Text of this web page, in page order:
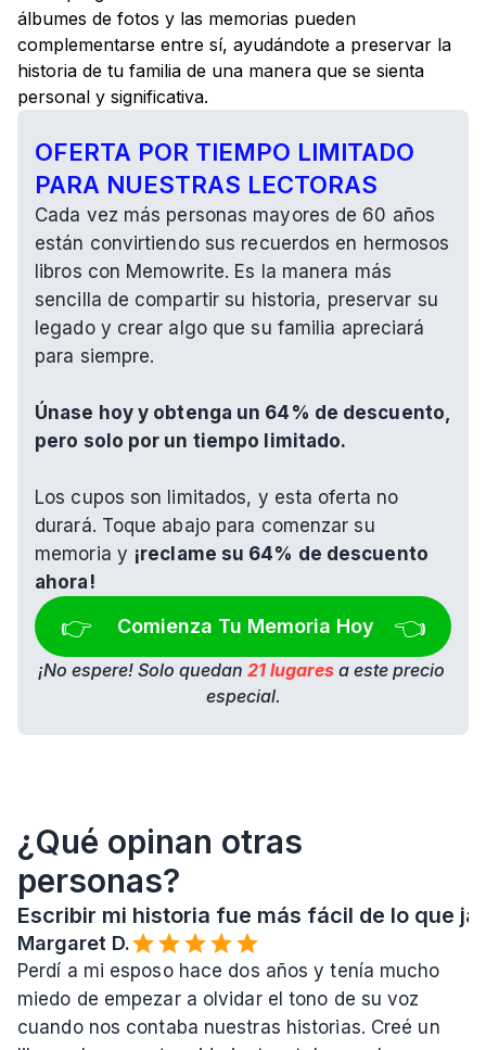
álbumes de fotos y las memorias pueden
complementarse entre sí, ayudándote a preservar la
historia de tu familia de una manera que se sienta
personal y significativa.
OFERTA POR TIEMPO LIMITADO
PARA NUESTRAS LECTORAS
Cada vez más personas mayores de 60 años
están convirtiendo sus recuerdos en hermosos
libros con Memowrite. Es la manera más
sencilla de compartir su historia, preservar su
legado y crear algo que su familia apreciará
para siempre.
Únase hoy y obtenga un 64% de descuento,
pero solo por un tiempo limitado.
Los cupos son limitados, y esta oferta no
durará. Toque abajo para comenzar su
memoria y ¡reclame su 64% de descuento
ahora!
👉 Comienza Tu Memoria Hoy 👈
¡No espere! Solo quedan 21 lugares a este precio
especial.
¿Qué opinan otras
personas?
Escribir mi historia fue más fácil de lo que
Margaret D.
Perdí a mi esposo hace dos años y tenía mucho
miedo de empezar a olvidar el tono de su voz
cuando nos contaba nuestras historias. Creé un